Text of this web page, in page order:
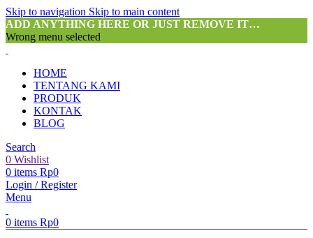
Skip to navigation Skip to main content
ADD ANYTHING HERE OR JUST REMOVE IT…
Wrong menu selected
HOME
TENTANG KAMI
PRODUK
KONTAK
BLOG
Search
0 Wishlist
0 items Rp0
Login / Register
Menu
0 items Rp0